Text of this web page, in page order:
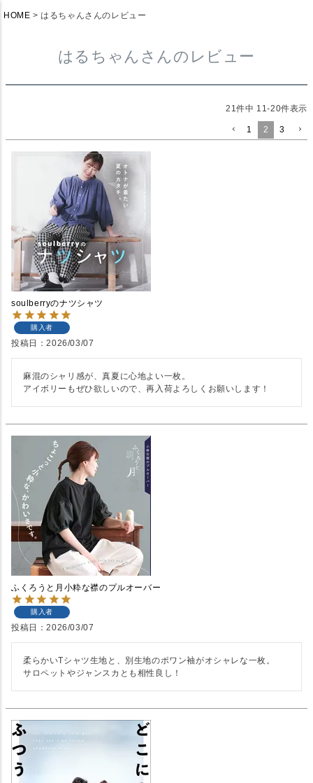
HOME はるちゃんさんのレビュー
はるちゃんさんのレビュー
21件中 11-20件表示
1 2 3
soulberryのナツシャツ
購入者
投稿日 2026/03/07
麻混のシャリ感が、真夏に心地よい一枚。
アイボリーもぜひ欲しいので、再入荷よろしくお願いします！
ふくろうと月小粋な襟のプルオーバー
購入者
投稿日 2026/03/07
柔らかいTシャツ生地と、別生地のポワン袖がオシャレな一枚。
サロペットやジャンスカとも相性良し！